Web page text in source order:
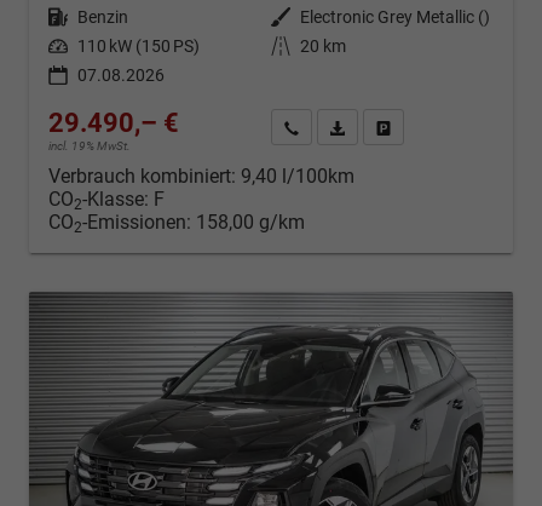
Kraftstoff Benzin Außenfarbe
Electronic Grey Metallic ()
Leistung 110 kW (150 PS) Kilometerstand
20 km
07.08.2026
29.490,– €
incl. 19% MwSt.
Kontakt & Angebot anfordern
PDF-Datei, Fahrzeugexposé
Verbrauch kombiniert: 9,40 l/100km
CO2-Klasse: F
CO2-Emissionen: 158,00 g/km